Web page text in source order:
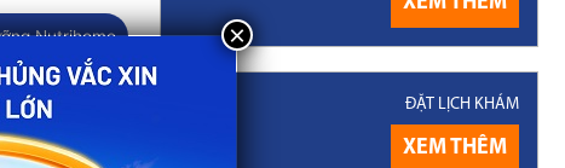
Nutrihome
sơ sinh –
nhi ngay từ
sẽ cung
ĐẶT LỊCH KHÁM
XEM THÊM